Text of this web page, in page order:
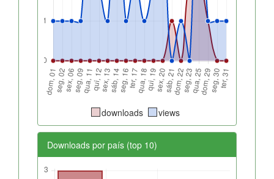
downloads views
Downloads por país (top 10)